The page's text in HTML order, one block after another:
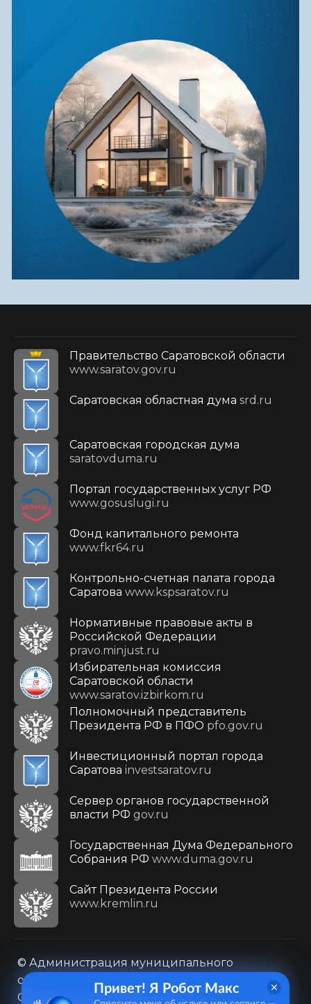
Правительство Саратовской области
www.saratov.gov.ru
Саратовская областная дума srd.ru
Саратовская городская дума
saratovduma.ru
Портал государственных услуг РФ
www.gosuslugi.ru
Фонд капитального ремонта
www.fkr64.ru
Контрольно-счетная палата города
Саратова www.kspsaratov.ru
Нормативные правовые акты в
Российской Федерации
pravo.minjust.ru
Избирательная комиссия
Саратовской области
www.saratov.izbirkom.ru
Полномочный представитель
Президента РФ в ПФО pfo.gov.ru
Инвестиционный портал города
Саратова investsaratov.ru
Сервер органов государственной
власти РФ gov.ru
Государственная Дума Федерального
Собрания РФ www.duma.gov.ru
Cайт Президента России
www.kremlin.ru
© Администрация муниципального
образования городского округа «Город
Саратов»
Привет! Я Робот Макс